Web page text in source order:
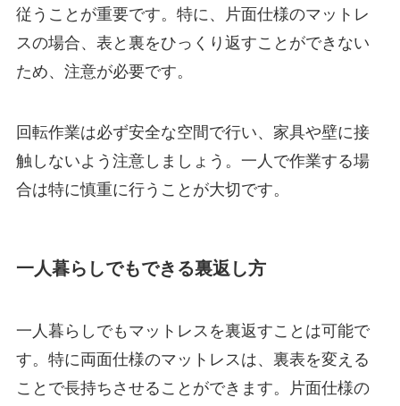
従うことが重要です。特に、片面仕様のマットレ
スの場合、表と裏をひっくり返すことができない
ため、注意が必要です。
回転作業は必ず安全な空間で行い、家具や壁に接
触しないよう注意しましょう。一人で作業する場
合は特に慎重に行うことが大切です。
一人暮らしでもできる裏返し方
一人暮らしでもマットレスを裏返すことは可能で
す。特に両面仕様のマットレスは、裏表を変える
ことで長持ちさせることができます。片面仕様の